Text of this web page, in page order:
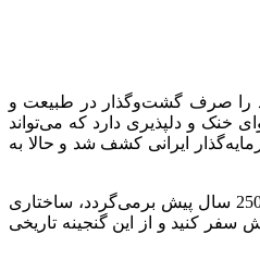
را صرف گشت‌وگذار در طبیعت و
خنک و دلپذیری دارد که می‌تواند
ایرانی کشف شد و حالا به
شاید برایتان جالب باشد که بدانید شهر زیر زمینی کاریز یکی از قدیمی‌ترین قنات‌های ایران است که در عمق 16 متری زمین قرار دارد. این قنات که تاریخ ساخت آن به 2500 سال پیش برمی‌گردد، ساختاری
سفر کنید و از این گنجینه تاریخی